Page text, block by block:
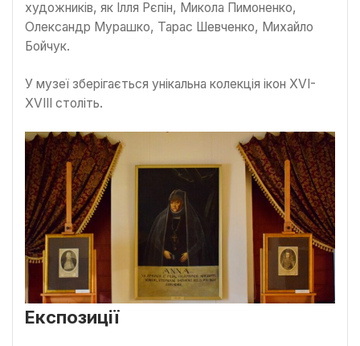
художників, як Ілля Рєпін, Микола Пимоненко,
Олександр Мурашко, Тарас Шевченко, Михайло
Бойчук.
У музеї зберігається унікальна колекція ікон XVI-
XVIII століть.
Експозиції